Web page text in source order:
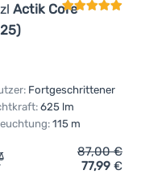
HM65R-T V2.0'
Actik Core
Fortgeschrittener
625 lm
115 m
Vergleich
87,00€
77,99 €